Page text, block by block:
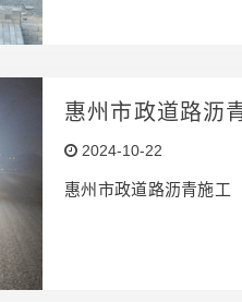
惠州市政道路沥
2024-10-22
惠州市政道路沥青施工